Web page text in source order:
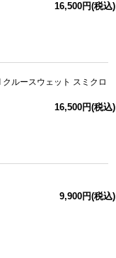
16,500円(税込)
ルースウェット スミクロ
16,500円(税込)
9,900円(税込)